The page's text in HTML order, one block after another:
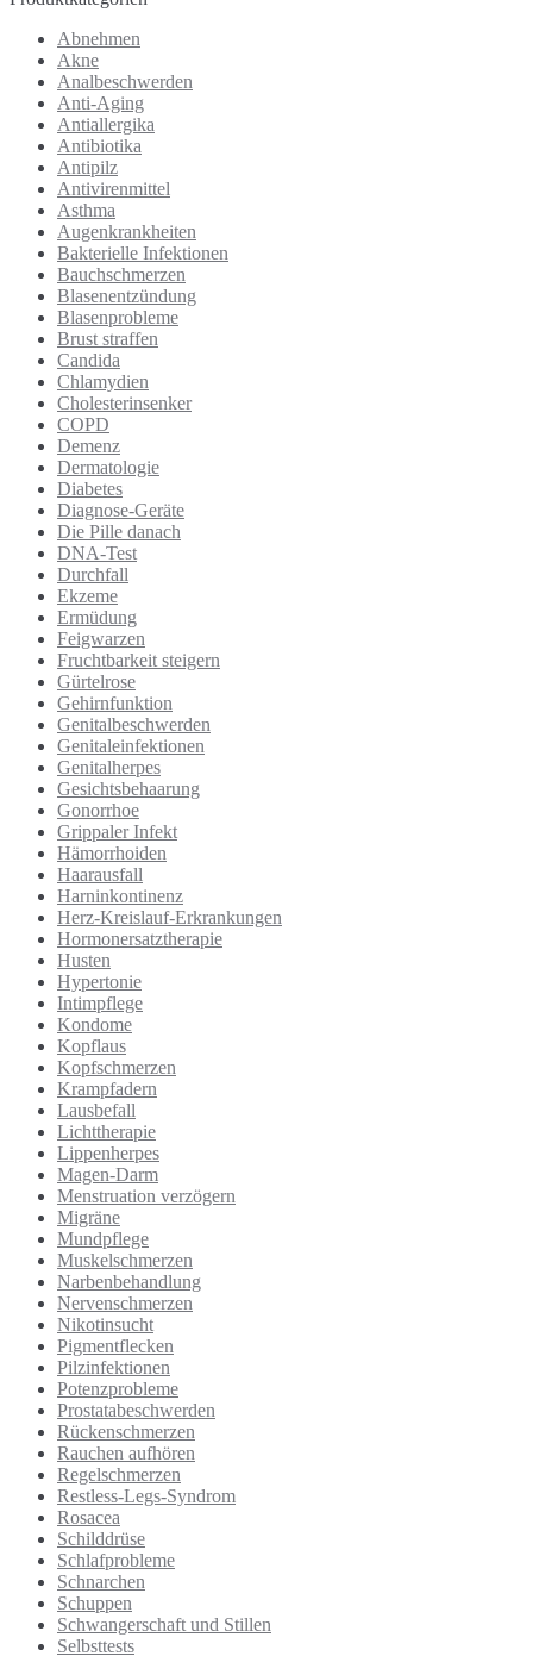
Abnehmen
Akne
Analbeschwerden
Anti-Aging
Antiallergika
Antibiotika
Antipilz
Antivirenmittel
Asthma
Augenkrankheiten
Bakterielle Infektionen
Bauchschmerzen
Blasenentzündung
Blasenprobleme
Brust straffen
Candida
Chlamydien
Cholesterinsenker
COPD
Demenz
Dermatologie
Diabetes
Diagnose-Geräte
Die Pille danach
DNA-Test
Durchfall
Ekzeme
Ermüdung
Feigwarzen
Fruchtbarkeit steigern
Gürtelrose
Gehirnfunktion
Genitalbeschwerden
Genitaleinfektionen
Genitalherpes
Gesichtsbehaarung
Gonorrhoe
Grippaler Infekt
Hämorrhoiden
Haarausfall
Harninkontinenz
Herz-Kreislauf-Erkrankungen
Hormonersatztherapie
Husten
Hypertonie
Intimpflege
Kondome
Kopflaus
Kopfschmerzen
Krampfadern
Lausbefall
Lichttherapie
Lippenherpes
Magen-Darm
Menstruation verzögern
Migräne
Mundpflege
Muskelschmerzen
Narbenbehandlung
Nervenschmerzen
Nikotinsucht
Pigmentflecken
Pilzinfektionen
Potenzprobleme
Prostatabeschwerden
Rückenschmerzen
Rauchen aufhören
Regelschmerzen
Restless-Legs-Syndrom
Rosacea
Schilddrüse
Schlafprobleme
Schnarchen
Schuppen
Schwangerschaft und Stillen
Selbsttests